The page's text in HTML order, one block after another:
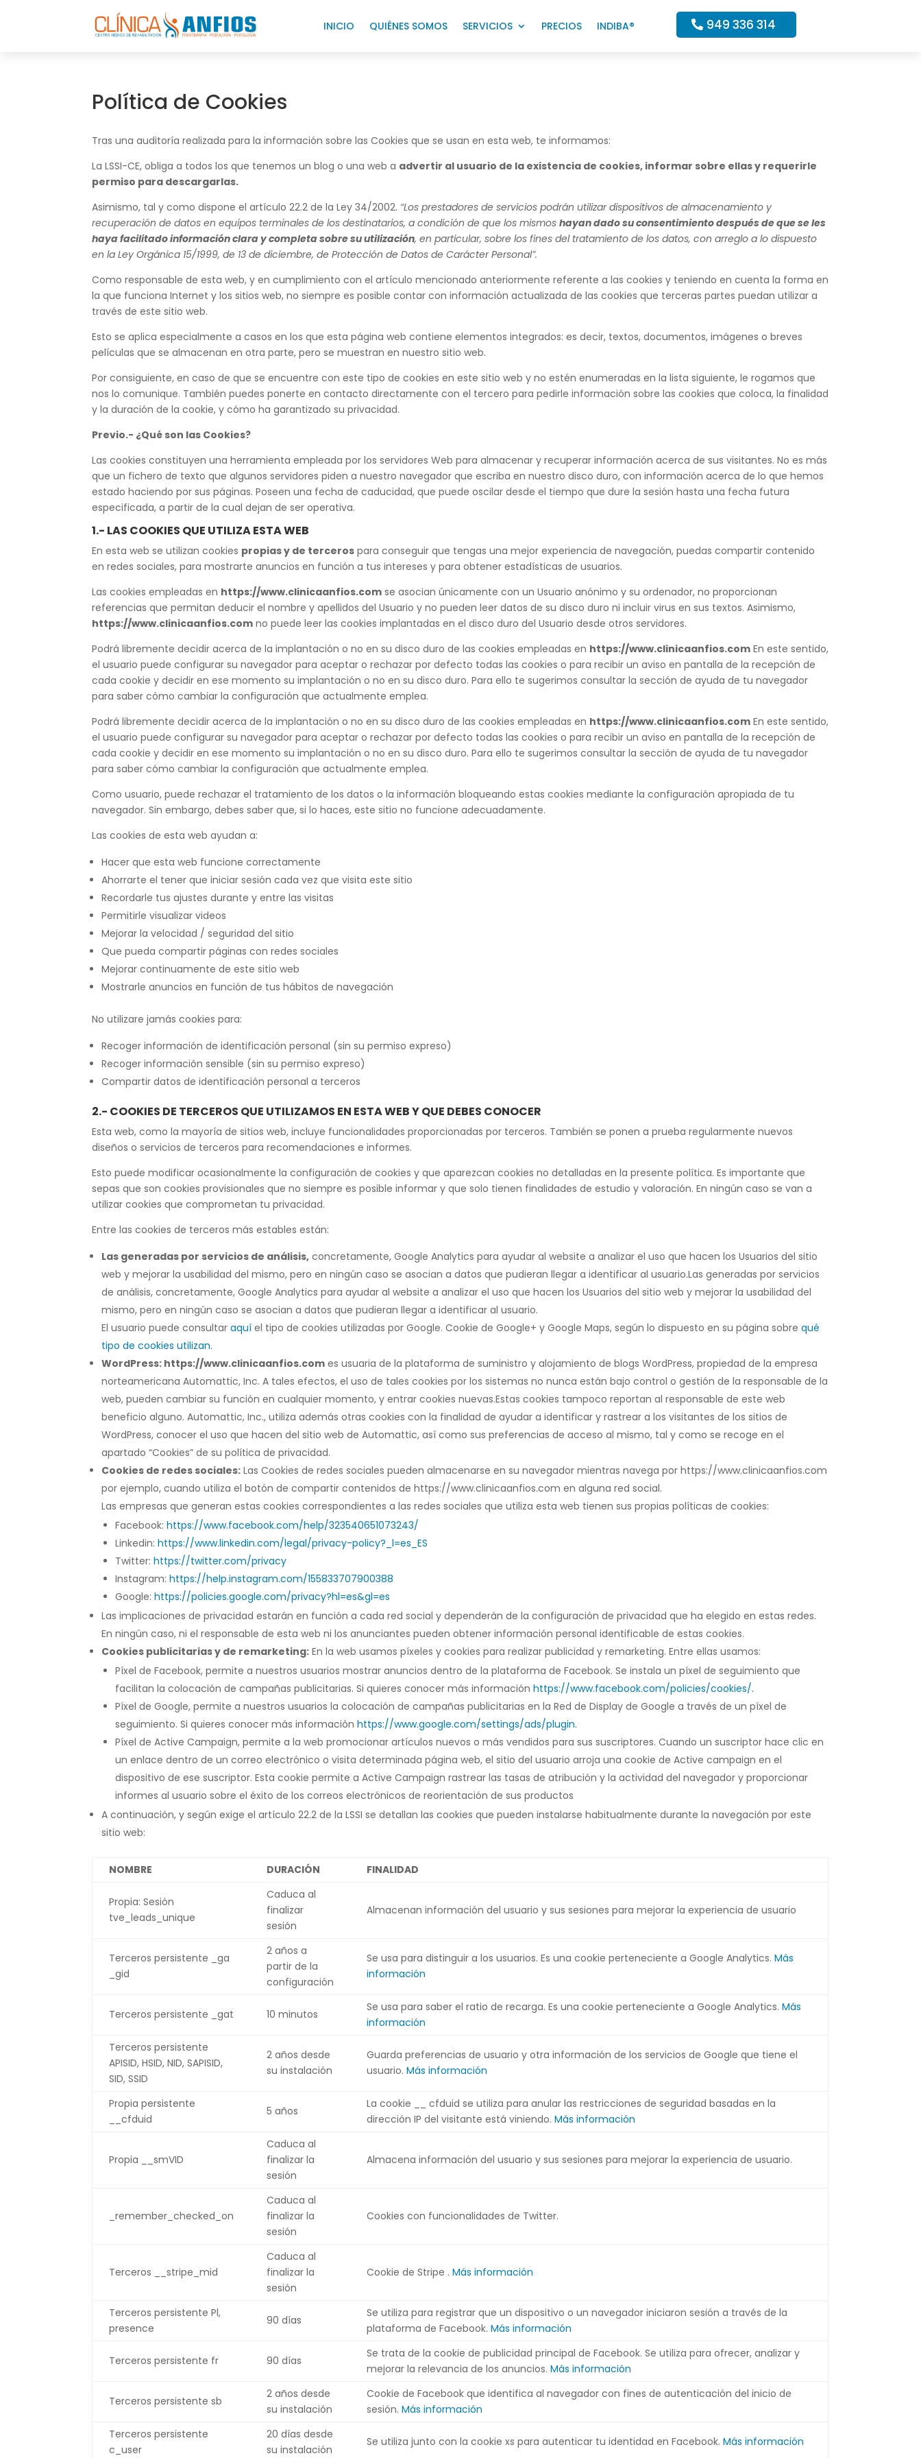
INICIO QUIÉNES SOMOS SERVICIOS PRECIOS INDIBA® 949 336 314
Política de Cookies
Tras una auditoría realizada para la información sobre las Cookies que se usan en esta web, te informamos:
La LSSI-CE, obliga a todos los que tenemos un blog o una web a advertir al usuario de la existencia de cookies, informar sobre ellas y requerirle
permiso para descargarlas.
Asimismo, tal y como dispone el artículo 22.2 de la Ley 34/2002. “Los prestadores de servicios podrán utilizar dispositivos de almacenamiento y
recuperación de datos en equipos terminales de los destinatarios, a condición de que los mismoshayan dado su consentimiento después de que se les
haya facilitado información clara y completa sobre su utilización, en particular, sobre los fines del tratamiento de los datos, con arreglo a lo dispuesto
en la Ley Orgánica 15/1999, de 13 de diciembre, de Protección de Datos de Carácter Personal”.
Como responsable de esta web, y en cumplimiento con el artículo mencionado anteriormente referente a las cookies y teniendo en cuenta la forma en
la que funciona Internet y los sitios web, no siempre es posible contar con información actualizada de las cookies que terceras partes puedan utilizar a
través de este sitio web.
Esto se aplica especialmente a casos en los que esta página web contiene elementos integrados: es decir, textos, documentos, imágenes o breves
películas que se almacenan en otra parte, pero se muestran en nuestro sitio web.
Por consiguiente, en caso de que se encuentre con este tipo de cookies en este sitio web y no estén enumeradas en la lista siguiente, le rogamos que
nos lo comunique. También puedes ponerte en contacto directamente con el tercero para pedirle información sobre las cookies que coloca, la finalidad
y la duración de la cookie, y cómo ha garantizado su privacidad.
Previo.- ¿Qué son las Cookies?
Las cookies constituyen una herramienta empleada por los servidores Web para almacenar y recuperar información acerca de sus visitantes. No es más
que un fichero de texto que algunos servidores piden a nuestro navegador que escriba en nuestro disco duro, con información acerca de lo que hemos
estado haciendo por sus páginas. Poseen una fecha de caducidad, que puede oscilar desde el tiempo que dure la sesión hasta una fecha futura
especificada, a partir de la cual dejan de ser operativa.
1.- LAS COOKIES QUE UTILIZA ESTA WEB
En esta web se utilizan cookies propias y de terceros para conseguir que tengas una mejor experiencia de navegación, puedas compartir contenido
en redes sociales, para mostrarte anuncios en función a tus intereses y para obtener estadísticas de usuarios.
Las cookies empleadas en https://www.clinicaanfios.com se asocian únicamente con un Usuario anónimo y su ordenador, no proporcionan
referencias que permitan deducir el nombre y apellidos del Usuario y no pueden leer datos de su disco duro ni incluir virus en sus textos. Asimismo,
https://www.clinicaanfios.com no puede leer las cookies implantadas en el disco duro del Usuario desde otros servidores.
Podrá libremente decidir acerca de la implantación o no en su disco duro de las cookies empleadas en https://www.clinicaanfios.com En este sentido,
el usuario puede configurar su navegador para aceptar o rechazar por defecto todas las cookies o para recibir un aviso en pantalla de la recepción de
cada cookie y decidir en ese momento su implantación o no en su disco duro. Para ello te sugerimos consultar la sección de ayuda de tu navegador
para saber cómo cambiar la configuración que actualmente emplea.
Podrá libremente decidir acerca de la implantación o no en su disco duro de las cookies empleadas en https://www.clinicaanfios.com En este sentido,
el usuario puede configurar su navegador para aceptar o rechazar por defecto todas las cookies o para recibir un aviso en pantalla de la recepción de
cada cookie y decidir en ese momento su implantación o no en su disco duro. Para ello te sugerimos consultar la sección de ayuda de tu navegador
para saber cómo cambiar la configuración que actualmente emplea.
Como usuario, puede rechazar el tratamiento de los datos o la información bloqueando estas cookies mediante la configuración apropiada de tu
navegador. Sin embargo, debes saber que, si lo haces, este sitio no funcione adecuadamente.
Las cookies de esta web ayudan a:
Hacer que esta web funcione correctamente
Ahorrarte el tener que iniciar sesión cada vez que visita este sitio
Recordarle tus ajustes durante y entre las visitas
Permitirle visualizar videos
Mejorar la velocidad / seguridad del sitio
Que pueda compartir páginas con redes sociales
Mejorar continuamente de este sitio web
Mostrarle anuncios en función de tus hábitos de navegación
No utilizare jamás cookies para:
Recoger información de identificación personal (sin su permiso expreso)
Recoger información sensible (sin su permiso expreso)
Compartir datos de identificación personal a terceros
2.- COOKIES DE TERCEROS QUE UTILIZAMOS EN ESTA WEB Y QUE DEBES CONOCER
Esta web, como la mayoría de sitios web, incluye funcionalidades proporcionadas por terceros. También se ponen a prueba regularmente nuevos
diseños o servicios de terceros para recomendaciones e informes.
Esto puede modificar ocasionalmente la configuración de cookies y que aparezcan cookies no detalladas en la presente política. Es importante que
sepas que son cookies provisionales que no siempre es posible informar y que solo tienen finalidades de estudio y valoración. En ningún caso se van a
utilizar cookies que comprometan tu privacidad.
Entre las cookies de terceros más estables están:
Las generadas por servicios de análisis, concretamente, Google Analytics para ayudar al website a analizar el uso que hacen los Usuarios del sitio
web y mejorar la usabilidad del mismo, pero en ningún caso se asocian a datos que pudieran llegar a identificar al usuario.Las generadas por servicios
de análisis, concretamente, Google Analytics para ayudar al website a analizar el uso que hacen los Usuarios del sitio web y mejorar la usabilidad del
mismo, pero en ningún caso se asocian a datos que pudieran llegar a identificar al usuario.
El usuario puede consultaraquí el tipo de cookies utilizadas por Google. Cookie de Google+ y Google Maps, según lo dispuesto en su página sobrequé
tipo de cookies utilizan.
WordPress: https://www.clinicaanfios.com es usuaria de la plataforma de suministro y alojamiento de blogs WordPress, propiedad de la empresa
norteamericana Automattic, Inc. A tales efectos, el uso de tales cookies por los sistemas no nunca están bajo control o gestión de la responsable de la
web, pueden cambiar su función en cualquier momento, y entrar cookies nuevas.Estas cookies tampoco reportan al responsable de este web
beneficio alguno. Automattic, Inc., utiliza además otras cookies con la finalidad de ayudar a identificar y rastrear a los visitantes de los sitios de
WordPress, conocer el uso que hacen del sitio web de Automattic, así como sus preferencias de acceso al mismo, tal y como se recoge en el
apartado “Cookies” de su política de privacidad.
Cookies de redes sociales: Las Cookies de redes sociales pueden almacenarse en su navegador mientras navega por https://www.clinicaanfios.com
por ejemplo, cuando utiliza el botón de compartir contenidos de https://www.clinicaanfios.com en alguna red social.
Las empresas que generan estas cookies correspondientes a las redes sociales que utiliza esta web tienen sus propias políticas de cookies:
Facebook:https://www.facebook.com/help/323540651073243/
Linkedin:https://www.linkedin.com/legal/privacy-policy?_l=es_ES
Twitter:https://twitter.com/privacy
Instagram:https://help.instagram.com/155833707900388
Google:https://policies.google.com/privacy?hl=es&gl=es
Las implicaciones de privacidad estarán en función a cada red social y dependerán de la configuración de privacidad que ha elegido en estas redes.
En ningún caso, ni el responsable de esta web ni los anunciantes pueden obtener información personal identificable de estas cookies.
Cookies publicitarias y de remarketing: En la web usamos píxeles y cookies para realizar publicidad y remarketing. Entre ellas usamos:
Píxel de Facebook, permite a nuestros usuarios mostrar anuncios dentro de la plataforma de Facebook. Se instala un píxel de seguimiento que
facilitan la colocación de campañas publicitarias. Si quieres conocer más informaciónhttps://www.facebook.com/policies/cookies/.
Píxel de Google, permite a nuestros usuarios la colocación de campañas publicitarias en la Red de Display de Google a través de un píxel de
seguimiento. Si quieres conocer más informaciónhttps://www.google.com/settings/ads/plugin.
Píxel de Active Campaign, permite a la web promocionar artículos nuevos o más vendidos para sus suscriptores. Cuando un suscriptor hace clic en
un enlace dentro de un correo electrónico o visita determinada página web, el sitio del usuario arroja una cookie de Active campaign en el
dispositivo de ese suscriptor. Esta cookie permite a Active Campaign rastrear las tasas de atribución y la actividad del navegador y proporcionar
informes al usuario sobre el éxito de los correos electrónicos de reorientación de sus productos
A continuación, y según exige el artículo 22.2 de la LSSI se detallan las cookies que pueden instalarse habitualmente durante la navegación por este
sitio web:
NOMBRE DURACIÓN FINALIDAD
Propia: Sesión
tve_leads_unique
Caduca al
finalizar
sesión
Almacenan información del usuario y sus sesiones para mejorar la experiencia de usuario
Terceros persistente _ga
_gid
2 años a
partir de la
configuración
Se usa para distinguir a los usuarios. Es una cookie perteneciente a Google Analytics.Más
información
Terceros persistente _gat 10 minutos
Se usa para saber el ratio de recarga. Es una cookie perteneciente a Google Analytics.Más
información
Terceros persistente
APISID, HSID, NID, SAPISID,
SID, SSID
2 años desde
su instalación
Guarda preferencias de usuario y otra información de los servicios de Google que tiene el
usuario.Más información
Propia persistente
__cfduid
5 años
La cookie __ cfduid se utiliza para anular las restricciones de seguridad basadas en la
dirección IP del visitante está viniendo.Más información
Propia __smVID
Caduca al
finalizar la
sesión
Almacena información del usuario y sus sesiones para mejorar la experiencia de usuario.
_remember_checked_on
Caduca al
finalizar la
sesión
Cookies con funcionalidades de Twitter.
Terceros __stripe_mid
Caduca al
finalizar la
sesión
Cookie de Stripe .Más información
Terceros persistente Pl,
presence
90 días
Se utiliza para registrar que un dispositivo o un navegador iniciaron sesión a través de la
plataforma de Facebook.Más información
Terceros persistente fr 90 días
Se trata de la cookie de publicidad principal de Facebook. Se utiliza para ofrecer, analizar y
mejorar la relevancia de los anuncios.Más información
Terceros persistente sb
2 años desde
su instalación
Cookie de Facebook que identifica al navegador con fines de autenticación del inicio de
sesión.Más información
Terceros persistente
c_user
20 días desde
su instalación
Se utiliza junto con la cookie xs para autenticar tu identidad en Facebook.Más información